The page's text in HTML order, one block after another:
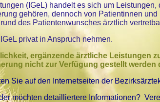
(IGeL) handelt es sich um
gehören, dennoch von Patientinnen
des Patientenwunsches ärztlich
privat in Anspruch nehmen.
ergänzende ärztliche Leistungen
nicht zur Verfügung gestellt werden
Sie auf den Internetseiten der
möchten detailliertere Informationen?